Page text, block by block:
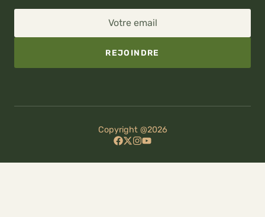
Votre email
REJOINDRE
Copyright @2026